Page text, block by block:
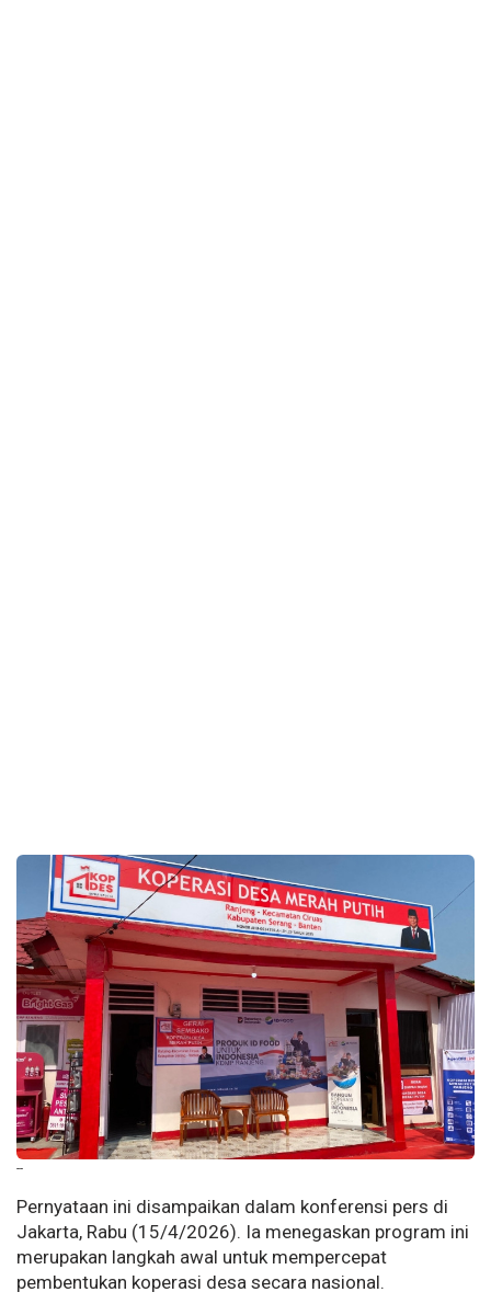
--
Pernyataan ini disampaikan dalam konferensi pers di
Jakarta, Rabu (15/4/2026). Ia menegaskan program ini
merupakan langkah awal untuk mempercepat
pembentukan koperasi desa secara nasional.